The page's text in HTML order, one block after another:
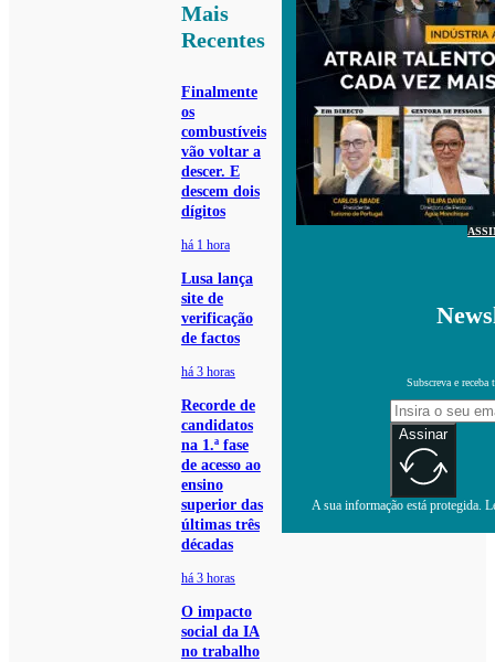
Mais
Recentes
Finalmente
os
combustíveis
vão voltar a
descer. E
descem dois
dígitos
há 1 hora
Lusa lança
site de
verificação
de factos
há 3 horas
Recorde de
candidatos
na 1.ª fase
de acesso ao
ensino
superior das
últimas três
décadas
há 3 horas
O impacto
social da IA
no trabalho
Subscreva e receba
Assinar
A sua informação está protegida.